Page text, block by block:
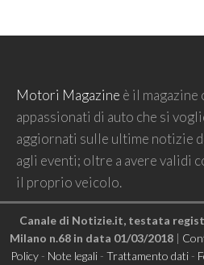
Motori Magazine è il
appassionati di auto che si
aggiornati sulle ultime notizie
agli eventi; oltre a avere validi
il proprio veicolo.
Canale di Notizie.it, testata
Milano n.68 in data 01/03/2018|
Policy- Note legali- Trattamento dati-